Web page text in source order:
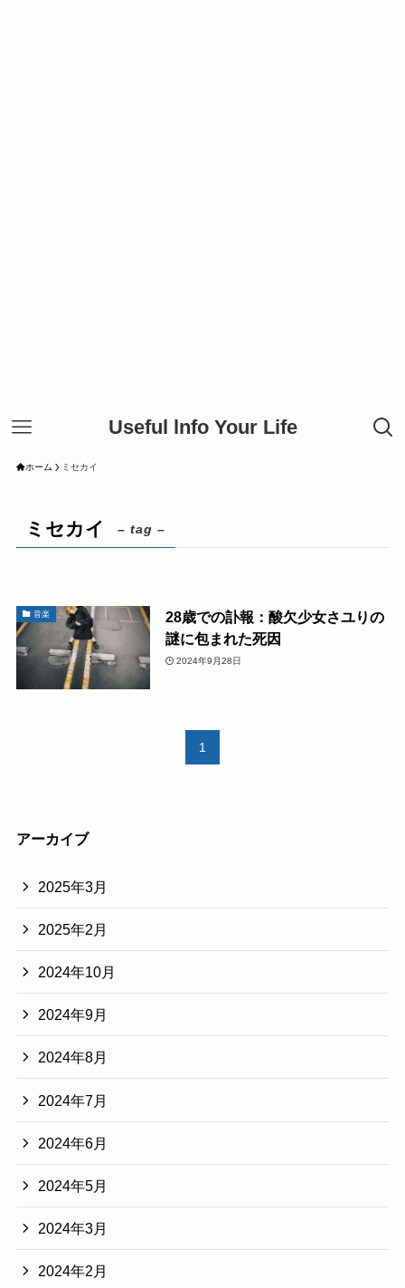
Useful lnfo Your Life
ホーム ミセカイ
ミセカイ – tag –
音楽
28歳での訃報：酸欠少女さユりの
謎に包まれた死因
2024年9月28日
1
アーカイブ
2025年3月
2025年2月
2024年10月
2024年9月
2024年8月
2024年7月
2024年6月
2024年5月
2024年3月
2024年2月